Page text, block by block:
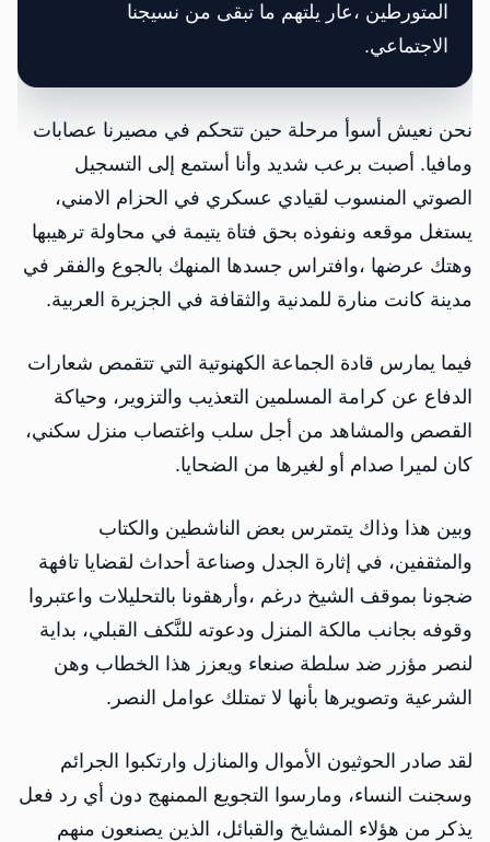
المتورطين ،عار يلتهم ما تبقى من نسيجنا
الاجتماعي.
نحن نعيش أسوأ مرحلة حين تتحكم في مصيرنا عصابات
ومافيا. أصبت برعب شديد وأنا أستمع إلى التسجيل
الصوتي المنسوب لقيادي عسكري في الحزام الامني،
يستغل موقعه ونفوذه بحق فتاة يتيمة في محاولة ترهيبها
وهتك عرضها ،وافتراس جسدها المنهك بالجوع والفقر في
مدينة كانت منارة للمدنية والثقافة في الجزيرة العربية.
فيما يمارس قادة الجماعة الكهنوتية التي تتقمص شعارات
الدفاع عن كرامة المسلمين التعذيب والتزوير، وحياكة
القصص والمشاهد من أجل سلب واغتصاب منزل سكني،
كان لميرا صدام أو لغيرها من الضحايا.
وبين هذا وذاك يتمترس بعض الناشطين والكتاب
والمثقفين، في إثارة الجدل وصناعة أحداث لقضايا تافهة
ضجونا بموقف الشيخ درغم ،وأرهقونا بالتحليلات واعتبروا
وقوفه بجانب مالكة المنزل ودعوته للنَّكف القبلي، بداية
لنصر مؤزر ضد سلطة صنعاء ويعزز هذا الخطاب وهن
الشرعية وتصويرها بأنها لا تمتلك عوامل النصر.
لقد صادر الحوثيون الأموال والمنازل وارتكبوا الجرائم
وسجنت النساء، ومارسوا التجويع الممنهج دون أي رد فعل
يذكر من هؤلاء المشايخ والقبائل، الذين يصنعون منهم